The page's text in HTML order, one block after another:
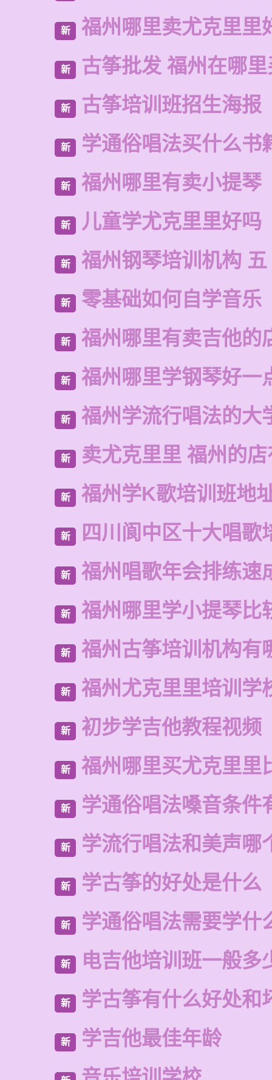
新 福州哪里卖尤克里里
新 古筝批发 福州在哪
新 古筝培训班招生海报
新 学通俗唱法买什么书
新 福州哪里有卖小提琴
新 儿童学尤克里里好吗
新 福州钢琴培训机构 五
新 零基础如何自学音乐
新 福州哪里有卖吉他的
新 福州哪里学钢琴好一
新 福州学流行唱法的大
新 卖尤克里里 福州的
新 福州学K歌培训班地
新 四川阆中区十大唱歌
新 福州唱歌年会排练速
新 福州哪里学小提琴比
新 福州古筝培训机构有
新 福州尤克里里培训学
新 初步学吉他教程视频
新 福州哪里买尤克里里
新 学通俗唱法嗓音条件
新 学流行唱法和美声哪
新 学古筝的好处是什么
新 学通俗唱法需要学什
新 电吉他培训班一般多
新 学古筝有什么好处和
新 学吉他最佳年龄